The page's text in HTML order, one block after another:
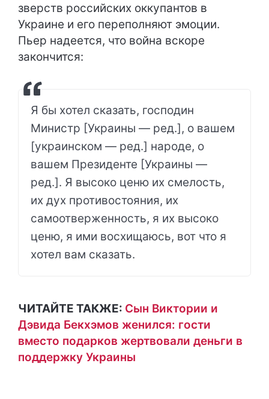
зверств российских оккупантов в
Украине и его переполняют эмоции.
Пьер надеется, что война вскоре
закончится:
Я бы хотел сказать, господин
Министр [Украины — ред.], о вашем
[украинском — ред.] народе, о
вашем Президенте [Украины —
ред.]. Я высоко ценю их смелость,
их дух противостояния, их
самоотверженность, я их высоко
ценю, я ими восхищаюсь, вот что я
хотел вам сказать.
ЧИТАЙТЕ ТАКЖЕ: Сын Виктории и
Дэвида Бекхэмов женился: гости
вместо подарков жертвовали деньги в
поддержку Украины